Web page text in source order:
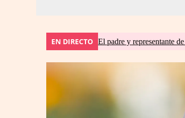
EN DIRECTO El padre y representante